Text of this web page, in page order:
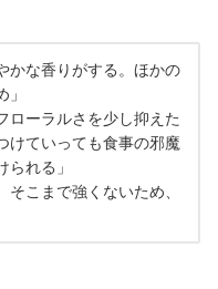
かな香りがする。ほかの
ローラルさを少し抑えた
けていっても食事の邪魔
れる」
そこまで強くないため、